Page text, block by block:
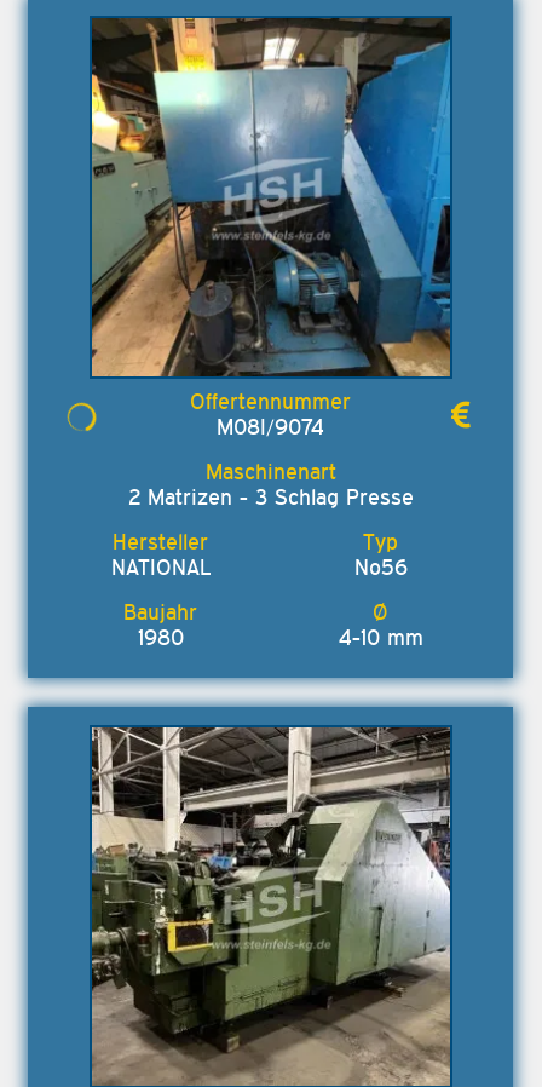
M08I/9074
2 Matrizen - 3 Schlag Presse
NATIONAL No56
1980 4-10 mm